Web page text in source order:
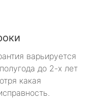
варьируется
до 2-х лет
какая